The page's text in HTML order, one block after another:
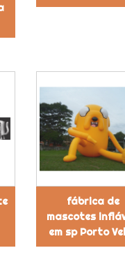
fábrica de
mascotes
em sp Porto